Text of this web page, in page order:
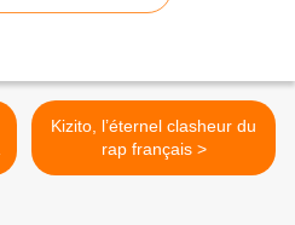
Kizito, l’éternel clasheur du
rap français >